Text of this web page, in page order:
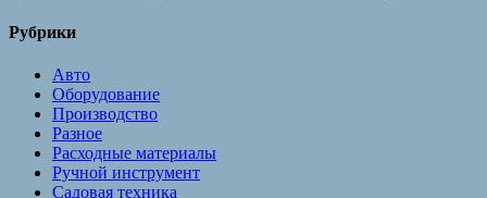
Рубрики
Авто
Оборудование
Производство
Разное
Расходные материалы
Ручной инструмент
Садовая техника